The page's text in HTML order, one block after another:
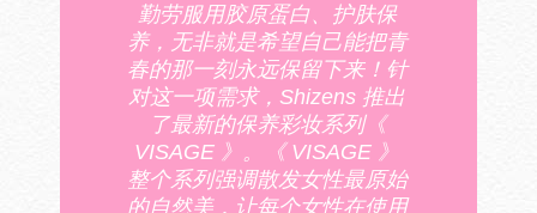
勤劳服用胶原蛋白、护肤保
养，无非就是希望自己能把青
春的那一刻永远保留下来！针
对这一项需求，Shizens 推出
了最新的保养彩妆系列《
VISAGE 》。《 VISAGE 》
整个系列强调散发女性最原始
的自然美，让每个女性在使用